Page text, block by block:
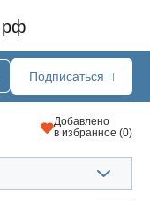
Подписаться
Добавлено
в избранное (0)